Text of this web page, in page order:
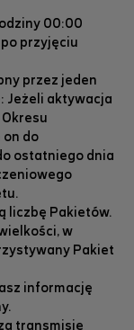
00:00
przyjęciu
przez jeden
Jeżeli aktywacja
on do
ostatniego dnia
liczbę Pakietów.
w
Pakiet
informację
transmisję